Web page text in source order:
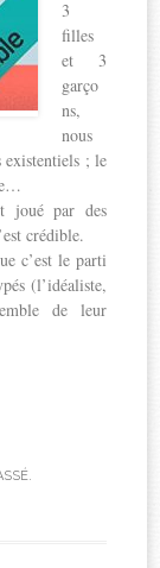
3
filles
et 3
garço
ns,
nous
existentiels ; le
joué par des
crédible.
c’est le parti
(l’idéaliste,
de leur
.